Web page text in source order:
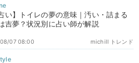
い】トイレの夢の意味｜汚い・詰まる
吉夢？状況別に占い師が解説
michill トレンド
07 08:00